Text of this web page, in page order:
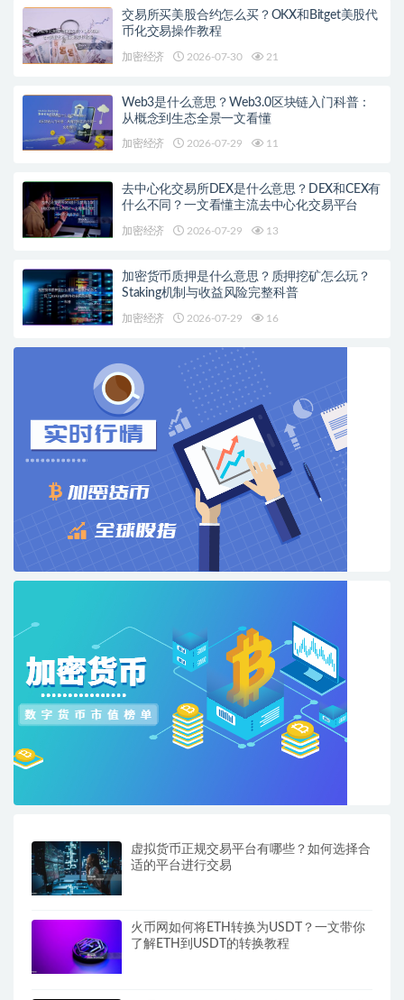
交易所买美股合约怎么买？OKX和Bitget美股代
币化交易操作教程
加密经济 2026-07-30 21
Web3是什么意思？Web3.0区块链入门科普：
从概念到生态全景一文看懂
加密经济 2026-07-29 11
去中心化交易所DEX是什么意思？DEX和CEX有
什么不同？一文看懂主流去中心化交易平台
加密经济 2026-07-29 13
加密货币质押是什么意思？质押挖矿怎么玩？
Staking机制与收益风险完整科普
加密经济 2026-07-29 16
虚拟货币正规交易平台有哪些？如何选择合
适的平台进行交易
火币网如何将ETH转换为USDT？一文带你
了解ETH到USDT的转换教程